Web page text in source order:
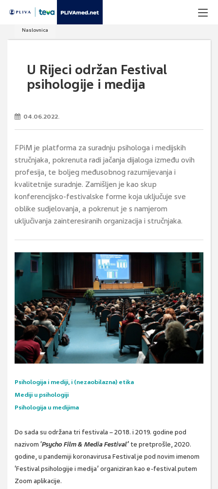
Naslovnica
U Rijeci održan Festival
psihologije i medija
04.06.2022.
FPiM je platforma za suradnju psihologa i medijskih
stručnjaka, pokrenuta radi jačanja dijaloga između ovih
profesija, te boljeg međusobnog razumijevanja i
kvalitetnije suradnje. Zamišljen je kao skup
konferencijsko-festivalske forme koja uključuje sve
oblike sudjelovanja, a pokrenut je s namjerom
uključivanja zainteresiranih organizacija i stručnjaka.
Psihologija i mediji, i (nezaobilazna) etika
Mediji u psihologiji
Psihologija u medijima
Do sada su održana tri festivala – 2018. i 2019. godine pod
nazivom ‘Psycho Film & Media Festival’te pretprošle, 2020.
godine, u pandemiji koronavirusa Festival je pod novim imenom
‘Festival psihologije i medija’ organiziran kao e-festival putem
Zoom aplikacije.